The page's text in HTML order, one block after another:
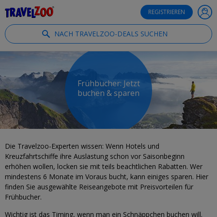
REGISTRIEREN
NACH TRAVELZOO-DEALS SUCHEN
Frühbucher: Jetzt
buchen & sparen
Die Travelzoo-Experten wissen: Wenn Hotels und
Kreuzfahrtschiffe ihre Auslastung schon vor Saisonbeginn
erhöhen wollen, locken sie mit teils beachtlichen Rabatten. Wer
mindestens 6 Monate im Voraus bucht, kann einiges sparen. Hier
finden Sie ausgewählte Reiseangebote mit Preisvorteilen für
Frühbucher.
Wichtig ist das Timing, wenn man ein Schnäppchen buchen will.